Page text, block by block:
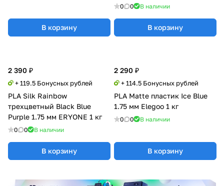
0 0 В наличии
В корзину
2 390 ₽
+ 119.5 Бонусных рублей
PLA Silk Rainbow
трехцветный Black Blue
Purple 1.75 мм ERYONE 1 кг
0 0 В наличии
В корзину
2 290 ₽
+ 114.5 Бонусных рублей
PLA Matte пластик Ice Blue
1.75 мм Elegoo 1 кг
0 0 В наличии
В корзину
В корзину